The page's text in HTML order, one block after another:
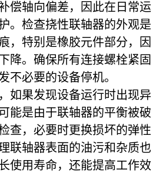
偿轴向偏差，因此在日常运
。检查挠性联轴器的外观是
，特别是橡胶元件部分，因
降。确保所有连接螺栓紧固
不必要的设备停机。
如果发现设备运行时出现异
能是由于联轴器的平衡被破
查，必要时更换损坏的弹性
联轴器表面的油污和杂质也
使用寿命，还能提高工作效